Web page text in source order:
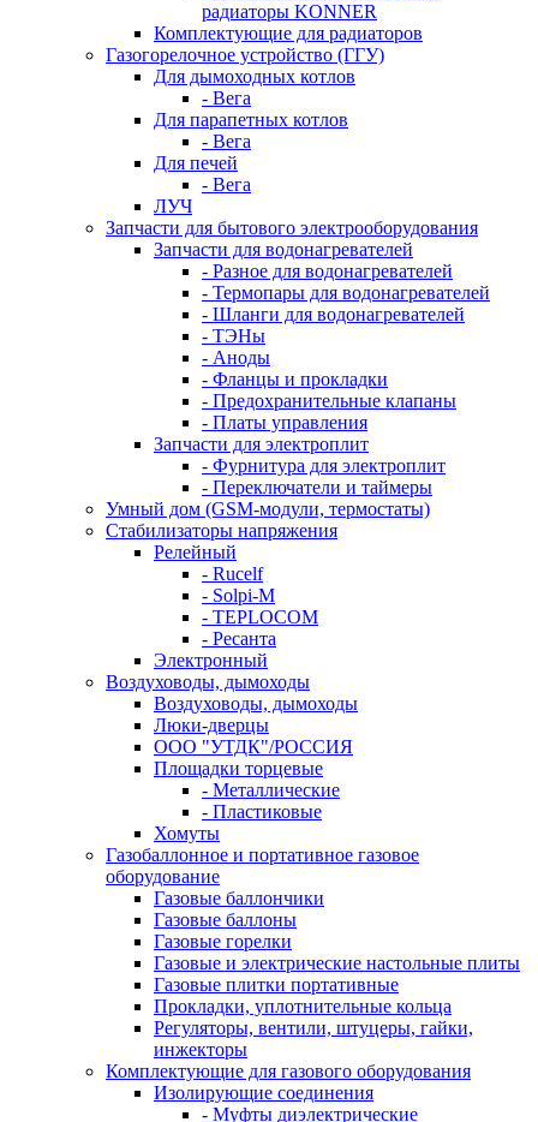
радиаторы KONNER
Комплектующие для радиаторов
Газогорелочное устройство (ГГУ)
Для дымоходных котлов
- Вега
Для парапетных котлов
- Вега
Для печей
- Вега
ЛУЧ
Запчасти для бытового электрооборудования
Запчасти для водонагревателей
- Разное для водонагревателей
- Термопары для водонагревателей
- Шланги для водонагревателей
- ТЭНы
- Аноды
- Фланцы и прокладки
- Предохранительные клапаны
- Платы управления
Запчасти для электроплит
- Фурнитура для электроплит
- Переключатели и таймеры
Умный дом (GSM-модули, термостаты)
Cтабилизаторы напряжения
Релейный
- Rucelf
- Solpi-M
- TEPLOCOM
- Ресанта
Электронный
Воздуховоды, дымоходы
Воздуховоды, дымоходы
Люки-дверцы
ООО "УТДК"/РОССИЯ
Площадки торцевые
- Металлические
- Пластиковые
Хомуты
Газобаллонное и портативное газовое
оборудование
Газовые баллончики
Газовые баллоны
Газовые горелки
Газовые и электрические настольные плиты
Газовые плитки портативные
Прокладки, уплотнительные кольца
Регуляторы, вентили, штуцеры, гайки,
инжекторы
Комплектующие для газового оборудования
Изолирующие соединения
- Муфты диэлектрические